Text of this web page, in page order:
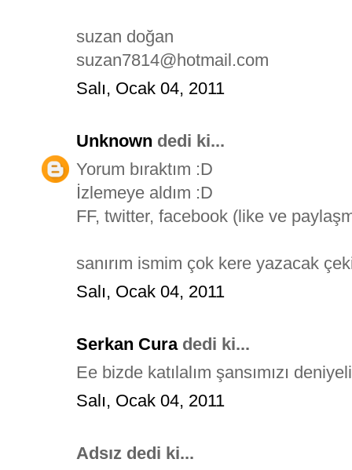
suzan doğan
suzan7814@hotmail.com
Salı, Ocak 04, 2011
Unknown dedi ki...
Yorum bıraktım :D
İzlemeye aldım :D
FF, twitter, facebook (like ve
sanırım ismim çok kere yazacak
Salı, Ocak 04, 2011
Serkan Curadedi ki...
Ee bizde katılalım şansımızı
Salı, Ocak 04, 2011
Adsız dedi ki...